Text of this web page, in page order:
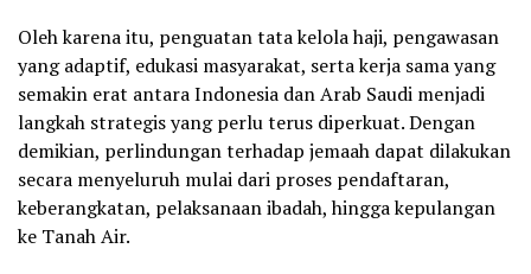
Oleh karena itu, penguatan tata kelola haji, pengawasan
yang adaptif, edukasi masyarakat, serta kerja sama yang
semakin erat antara Indonesia dan Arab Saudi menjadi
langkah strategis yang perlu terus diperkuat. Dengan
demikian, perlindungan terhadap jemaah dapat dilakukan
secara menyeluruh mulai dari proses pendaftaran,
keberangkatan, pelaksanaan ibadah, hingga kepulangan
ke Tanah Air.